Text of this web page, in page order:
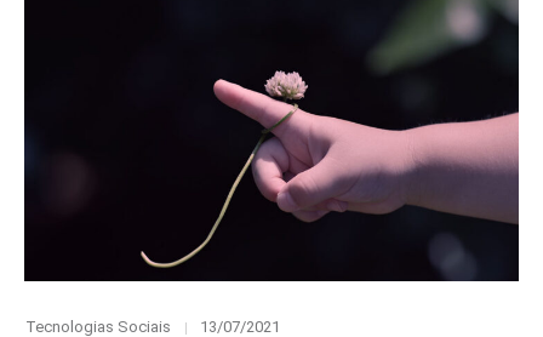
Category
Tecnologias Sociais
Posted
13/07/2021